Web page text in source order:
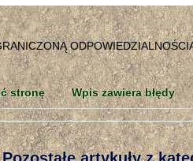
stronę Wpis zawiera błędy